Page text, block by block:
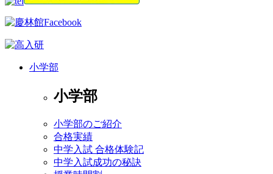
小学部
小学部
小学部のご紹介
合格実績
中学入試 合格体験記
中学入試成功の秘訣